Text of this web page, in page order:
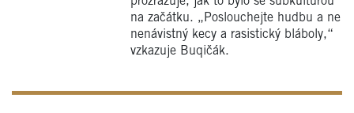
na začátku. „Poslouchejte hudbu a ne
nenávistný kecy a rasistický bláboly,“
vzkazuje Buqičák.